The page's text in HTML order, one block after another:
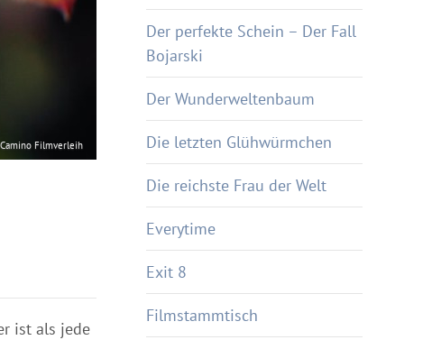
Filmverleih
ist als jede
Der perfekte Schein – Der Fall
Bojarski
Der Wunderweltenbaum
Die letzten Glühwürmchen
Die reichste Frau der Welt
Everytime
Exit 8
Filmstammtisch